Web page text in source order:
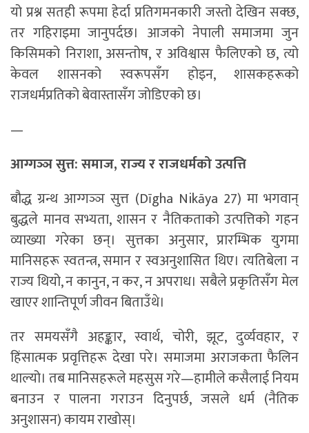
यो प्रश्न सतही रूपमा हेर्दा प्रतिगमनकारी जस्तो देखिन सक्छ,
तर गहिराइमा जानुपर्दछ। आजको नेपाली समाजमा जुन
किसिमको निराशा, असन्तोष, र अविश्वास फैलिएको छ, त्यो
केवल शासनको स्वरूपसँग होइन, शासकहरूको
राजधर्मप्रतिको बेवास्तासँग जोडिएको छ।
—
आग्गञ्ञ सुत्त: समाज, राज्य र राजधर्मको उत्पत्ति
बौद्ध ग्रन्थ आग्गञ्ञ सुत्त (Dīgha Nikāya 27) मा भगवान्
बुद्धले मानव सभ्यता, शासन र नैतिकताको उत्पत्तिको गहन
व्याख्या गरेका छन्। सुत्तका अनुसार, प्रारम्भिक युगमा
मानिसहरू स्वतन्त्र, समान र स्वअनुशासित थिए। त्यतिबेला न
राज्य थियो, न कानुन, न कर, न अपराध। सबैले प्रकृतिसँग मेल
खाएर शान्तिपूर्ण जीवन बिताउँथे।
तर समयसँगै अहङ्कार, स्वार्थ, चोरी, झूट, दुर्व्यवहार, र
हिंसात्मक प्रवृत्तिहरू देखा परे। समाजमा अराजकता फैलिन
थाल्यो। तब मानिसहरूले महसुस गरे—हामीले कसैलाई नियम
बनाउन र पालना गराउन दिनुपर्छ, जसले धर्म (नैतिक
अनुशासन) कायम राखोस्।